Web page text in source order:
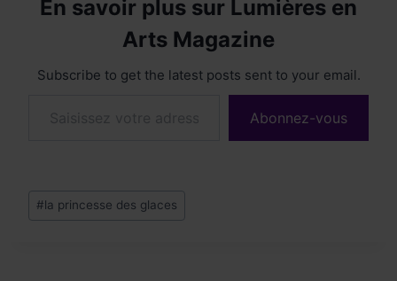
En savoir plus sur Lumières en
Arts Magazine
Subscribe to get the latest posts sent to your email.
Abonnez-vous
Étiquettes
de
#la princesse des glaces